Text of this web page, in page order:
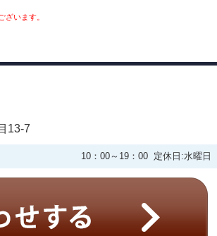
います。
13-7
10：00～19：00 定休日:水曜日